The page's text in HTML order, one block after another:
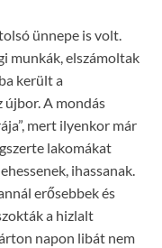
ünnepe is volt.
munkák, elszámoltak
került a
A mondás
mert ilyenkor már
lakomákat
ihassanak.
erősebbek és
a hizlalt
napon libát nem